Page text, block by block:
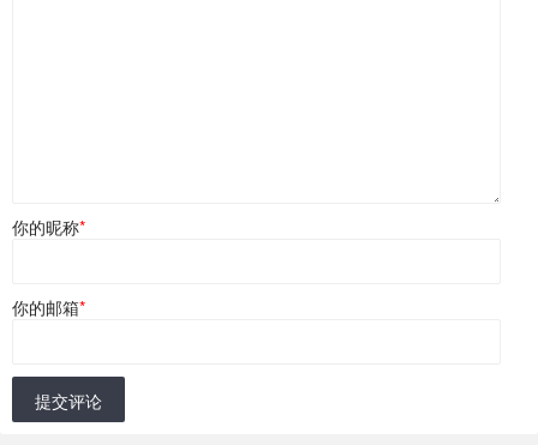
你的昵称*
你的邮箱*
提交评论